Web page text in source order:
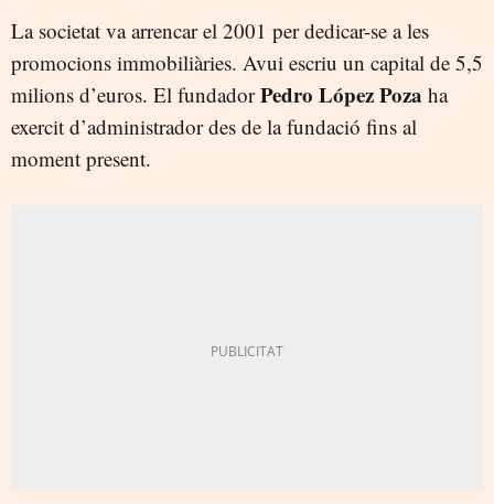
La societat va arrencar el 2001 per dedicar-se a les
promocions immobiliàries. Avui escriu un capital de 5,5
milions d’euros. El fundadorPedro López Poza ha
exercit d’administrador des de la fundació fins al
moment present.